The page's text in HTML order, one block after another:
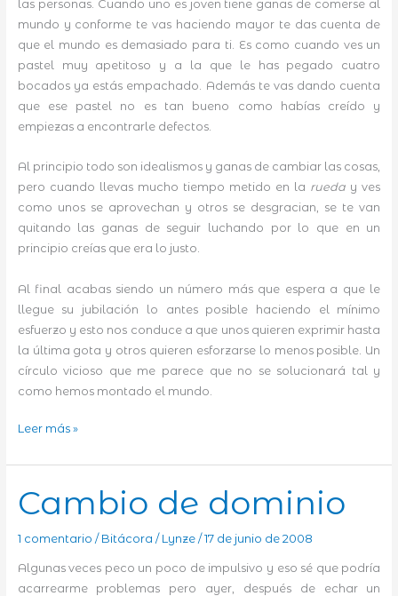
las personas. Cuando uno es joven tiene ganas de comerse al
mundo y conforme te vas haciendo mayor te das cuenta de
que el mundo es demasiado para ti. Es como cuando ves un
pastel muy apetitoso y a la que le has pegado cuatro
bocados ya estás empachado. Además te vas dando cuenta
que ese pastel no es tan bueno como habías creído y
empiezas a encontrarle defectos.
Al principio todo son idealismos y ganas de cambiar las cosas,
pero cuando llevas mucho tiempo metido en la rueda y ves
como unos se aprovechan y otros se desgracian, se te van
quitando las ganas de seguir luchando por lo que en un
principio creías que era lo justo.
Al final acabas siendo un número más que espera a que le
llegue su jubilación lo antes posible haciendo el mínimo
esfuerzo y esto nos conduce a que unos quieren exprimir hasta
la última gota y otros quieren esforzarse lo menos posible. Un
círculo vicioso que me parece que no se solucionará tal y
como hemos montado el mundo.
Formas
ver
mundo
Leer más »
Cambio de dominio
1 comentario / Bitácora / Lynze /17 de junio de 2008
Algunas veces peco un poco de impulsivo y eso sé que podría
acarrearme problemas pero ayer, después de echar un